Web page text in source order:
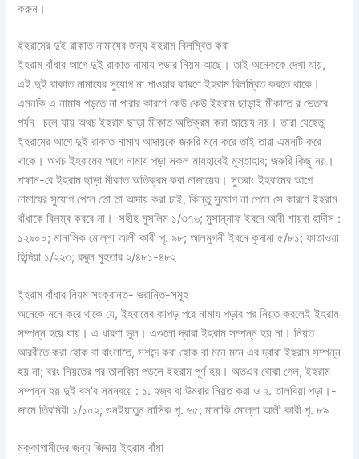
করুন।
ইহরামের দুই রাকাত নামাযের জন্য ইহরাম বিলম্বিত করা
ইহরাম বাঁধার আগে দুই রাকাত নামায পড়ার নিয়ম আছে। তাই অনেককে দেখা যায়,
এই দুই রাকাত নামাযের সুযোগ না পাওয়ার কারণে ইহরাম বিলম্বিত করতে থাকে।
এমনকি এ নামায পড়তে না পারার কারণে কেউ কেউ ইহরাম ছাড়াই মীকাতে র ভেতরে
পর্যন- চলে যায় অথচ ইহরাম ছাড়া মীকাত অতিক্রম করা জায়েয নয়। তারা যেহেতু
ইহরামের আগে দুই রাকাত নামায আদায়কে জরুরি মনে করে তাই তারা এমনটি করে
থাকে। অথচ ইহরামের আগে নামায পড়া সকল মাযহাবেই মুস্তাহাব; জরুরি কিছু নয়।
পক্ষান-রে ইহরাম ছাড়া মীকাত অতিক্রম করা নাজায়েয। সুতরাং ইহরামের আগে
নামাযের সুযোগ পেলে তো তা আদায় করা চাই, কিন্তু সুযোগ না পেলে সে কারণে ইহরাম
বাঁধাকে বিলম্ব করবে না।-সহীহ মুসলিম ১/৩৭৬; মুসান্নাফ ইবনে আবী শায়বা হাদীস :
১২৯০০; মানাসিক মোল্লা আলী কারী পৃ. ৯৮; আলমুগনী ইবনে কুদামা ৫/৮১; ফাতাওয়া
হিন্দিয়া ১/২২৩; রদ্দুল মুহতার ২/৪৮১-৪৮২
ইহরাম বাঁধার নিয়ম সংক্রান্ত- ভ্রান্তি-সমূহ
অনেকে মনে করে থাকে যে, ইহরামের কাপড় পরে নামায পড়ার পর নিয়ত করলেই ইহরাম
সম্পন্ন হয়ে যায়। এ ধারণা ভুল। এগুলো দ্বারা ইহরাম সম্পন্ন হয় না। নিয়ত
আরবীতে করা হোক বা বাংলাতে, সশব্দে করা হোক বা মনে মনে এর দ্বারা ইহরাম সম্পন্ন
হয় না; বরং নিয়তের পর তালবিয়া পড়লে ইহরাম পূর্ণ হয়। অতএব বোঝা গেল, ইহরাম
সম্পন্ন হয় দুই বস’র সমন্বয়ে : ১. হজ্ব বা উমরার নিয়ত করা ও ২. তালবিয়া পড়া।-
জামে তিরমিযী ১/১০২; গুনইয়াতুন নাসিক পৃ. ৬৫; মানাকি মোল্লা আলী কারী পৃ. ৮৯
মক্কাগামীদের জন্য জিদ্দায় ইহরাম বাঁধা